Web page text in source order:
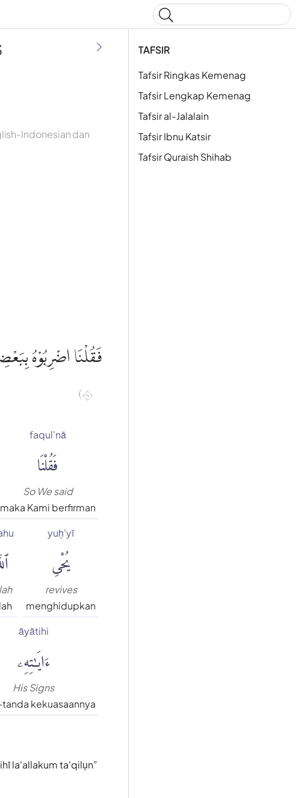
TAFSIR
Tafsir Ringkas Kemenag
Tafsir Lengkap Kemenag
Tafsir al-Jalalain
Tafsir Ibnu Katsir
Tafsir Quraish Shihab
Indonesian dan
فَقُلْنَا اضْرِبُوْهُ
٧٣)
faqul'nā
فَقُلْنَا
So We said
maka Kami berfirman
yuḥ'yī
يُحْىِ
revives
menghidupkan
āyātihi
ءَايَٰتِهِۦ
His Signs
kekuasaannya
la'allakum ta'qilụn